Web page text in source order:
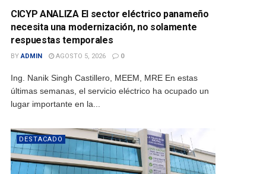
CICYP ANALIZA El sector eléctrico panameño
necesita una modernización, no solamente
respuestas temporales
BY ADMIN AGOSTO 5, 2026 0
Ing. Nanik Singh Castillero, MEEM, MRE En estas
últimas semanas, el servicio eléctrico ha ocupado un
lugar importante en la...
DESTACADO